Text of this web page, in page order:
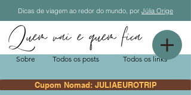
Sobre Todos os posts Todos os links
Cupom Nomad: JULIAEUROTRIP
Dicas de viagem ao redor do mundo, por Júlia Orige